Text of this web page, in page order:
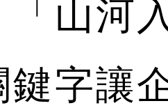
「 山河
鍵字讓